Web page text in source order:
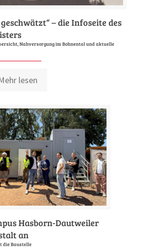
– die Infoseite des
Nahversorgung im Bohnental und aktuelle
lesen
Hasborn-Dautweiler
an
die Baustelle